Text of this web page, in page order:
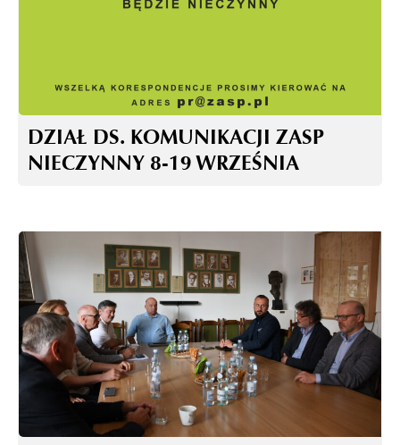
DZIAŁ DS. KOMUNIKACJI ZASP
NIECZYNNY 8-19 WRZEŚNIA